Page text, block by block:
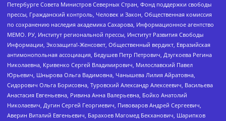
Петербурге Совета Министров Северных Стран, Фонд поддержки свободы
прессы, Гражданский контроль, Человек и Закон, Общественная комиссия
по сохранению наследия академика Сахарова, Информационное агентство
МЕМО. РУ, Институт региональной прессы, Институт Развития Свободы
Информации, Экозащита!-Женсовет, Общественный вердикт, Евразийская
антимонопольная ассоциация, Бедушев Петр Петрович, Дзугкоева Регина
Николаевна, Кривенко Сергей Владимирович, Милославский Павел
Юрьевич, Шнырова Ольга Вадимовна, Чанышева Лилия Айратовна,
Сидорович Ольга Борисовна, Туровский Александр Алексеевич, Васильева
Анастасия Евгеньевна, Ривина Анна Валерьевна, Бойко Анатолий
Николаевич, Дугин Сергей Георгиевич, Пивоваров Андрей Сергеевич,
Аверин Виталий Евгеньевич, Барахоев Магомед Бекханович, Шарипков